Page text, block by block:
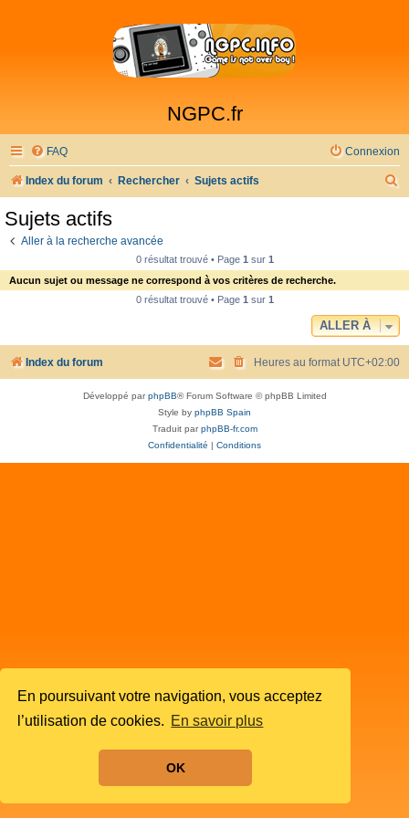
En poursuivant votre navigation, vous acceptez
l’utilisation de cookies. En savoir plus
OK
NGPC.fr
FAQ Connexion
Index du forum Rechercher Sujets actifs
h
Sujets actifs
Aller à la recherche avancée
0 résultat trouvé • Page 1sur 1
Aucun sujet ou message ne correspond à vos critères de recherche.
0 résultat trouvé • Page 1sur 1
ALLER À
Index du forum Heures au format UTC+02:00
Développé parphpBB® Forum Software © phpBB Limited
Style by phpBB Spain
Traduit parphpBB-fr.com
Confidentialité
Conditions